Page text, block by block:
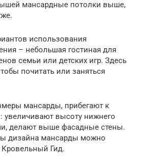
мансардные потолки выше,
использования
– небольшая гостиная для
семьи или детских игр. Здесь
почитать или заняться
мансарды, прибегают к
высоту нижнего
делают выше фасадные стены.
дизайна мансарды можно
Кровельный Гид.